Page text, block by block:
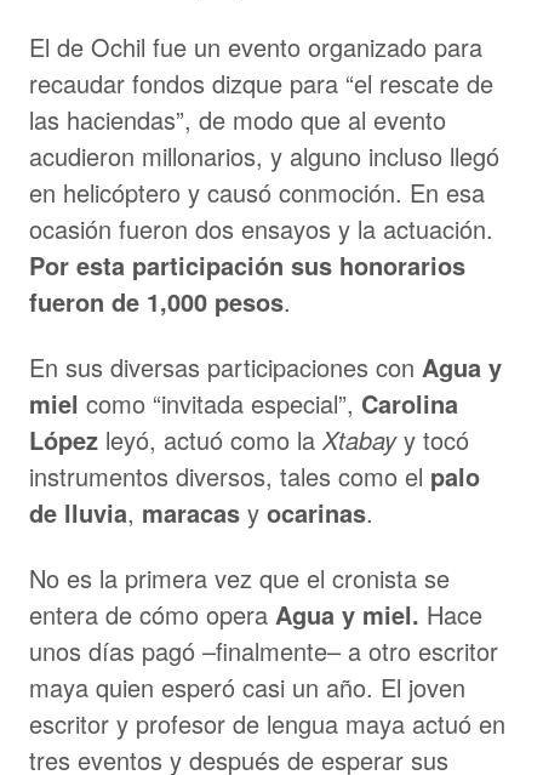
El de Ochil fue un evento organizado para
recaudar fondos dizque para “el rescate de
las haciendas”, de modo que al evento
acudieron millonarios, y alguno incluso llegó
en helicóptero y causó conmoción. En esa
ocasión fueron dos ensayos y la actuación.
Por esta participación sus honorarios
fueron de 1,000 pesos.
En sus diversas participaciones con Agua y
miel como “invitada especial”, Carolina
López leyó, actuó como laXtabayy tocó
instrumentos diversos, tales como el palo
de lluvia, maracas y ocarinas.
No es la primera vez que el cronista se
entera de cómo opera Agua y miel. Hace
unos días pagó –finalmente– a otro escritor
maya quien esperó casi un año. El joven
escritor y profesor de lengua maya actuó en
tres eventos y después de esperar sus